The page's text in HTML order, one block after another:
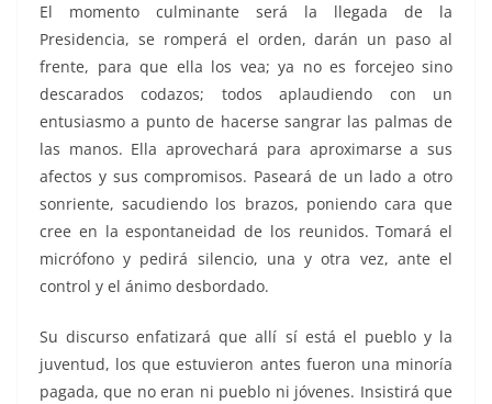
El momento culminante será la llegada de la
Presidencia, se romperá el orden, darán un paso al
frente, para que ella los vea; ya no es forcejeo sino
descarados codazos; todos aplaudiendo con un
entusiasmo a punto de hacerse sangrar las palmas de
las manos. Ella aprovechará para aproximarse a sus
afectos y sus compromisos. Paseará de un lado a otro
sonriente, sacudiendo los brazos, poniendo cara que
cree en la espontaneidad de los reunidos. Tomará el
micrófono y pedirá silencio, una y otra vez, ante el
control y el ánimo desbordado.
Su discurso enfatizará que allí sí está el pueblo y la
juventud, los que estuvieron antes fueron una minoría
pagada, que no eran ni pueblo ni jóvenes. Insistirá que